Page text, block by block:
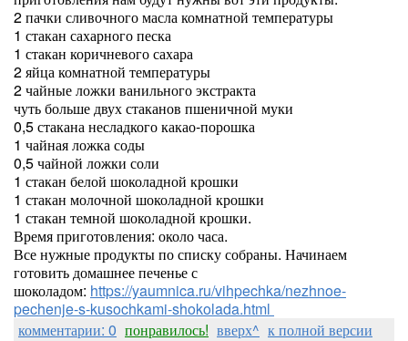
2 пачки сливочного масла комнатной температуры
1 стакан сахарного песка
1 стакан коричневого сахара
2 яйца комнатной температуры
2 чайные ложки ванильного экстракта
чуть больше двух стаканов пшеничной муки
0,5 стакана несладкого какао-порошка
1 чайная ложка соды
0,5 чайной ложки соли
1 стакан белой шоколадной крошки
1 стакан молочной шоколадной крошки
1 стакан темной шоколадной крошки.
Время приготовления: около часа.
Все нужные продукты по списку собраны. Начинаем
готовить домашнее печенье с
шоколадом: https://yaumnica.ru/vihpechka/nezhnoe-
pechenje-s-kusochkami-shokolada.html
комментарии: 0 понравилось! вверх^ к полной версии